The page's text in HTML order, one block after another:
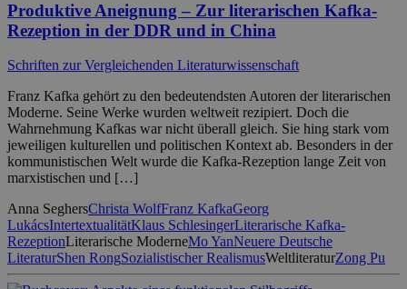
Produktive Aneignung – Zur literarischen Kafka-
Rezeption in der DDR und in China
Schriften zur Vergleichenden Literaturwissenschaft
Franz Kafka gehört zu den bedeutendsten Autoren der literarischen
Moderne. Seine Werke wurden weltweit rezipiert. Doch die
Wahrnehmung Kafkas war nicht überall gleich. Sie hing stark vom
jeweiligen kulturellen und politischen Kontext ab. Besonders in der
kommunistischen Welt wurde die Kafka-Rezeption lange Zeit von
marxistischen und […]
Anna SeghersChrista WolfFranz KafkaGeorg
LukácsIntertextualitätKlaus SchlesingerLiterarische Kafka-
RezeptionLiterarische ModerneMo YanNeuere Deutsche
LiteraturShen RongSozialistischer RealismusWeltliteraturZong Pu